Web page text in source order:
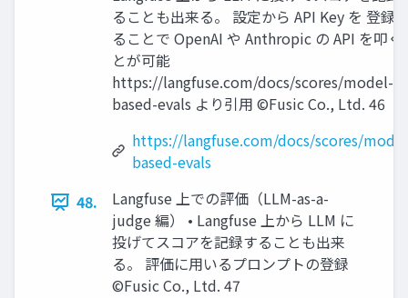
ることも出来る。 設定から API Key を 登録
ることで OpenAI や Anthropic の API を叩く
とが可能
https://langfuse.com/docs/scores/model-
based-evals より引用 ©Fusic Co., Ltd. 46
https://langfuse.com/docs/scores/
based-evals
48.
Langfuse 上での評価（LLM-as-a-
judge 編） • Langfuse 上から LLM に
投げてスコアを記録することも出来
る。 評価に用いるプロンプトの登録
©Fusic Co., Ltd. 47